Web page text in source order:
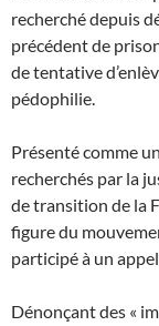
recherché depuis
précédent de
de tentative
pédophilie.
Présenté comme
recherchés par la
de transition de la
figure du
participé à un
Dénonçant des «